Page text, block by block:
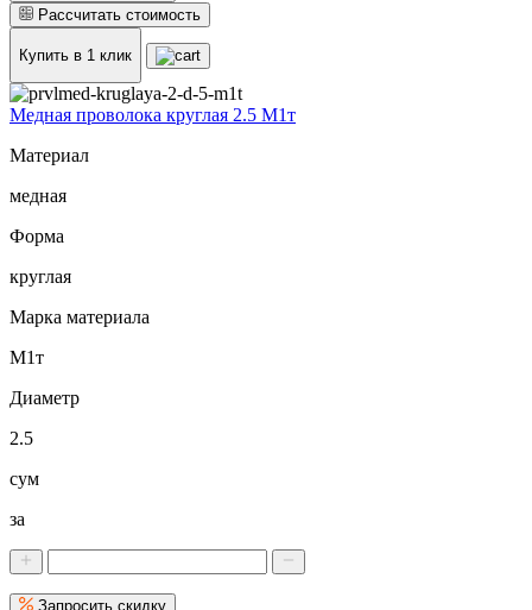
Рассчитать стоимость
Купить в 1 клик
Медная проволока круглая 2.5 М1т
Материал
медная
Форма
круглая
Марка материала
М1т
Диаметр
2.5
сум
за
Запросить скидку